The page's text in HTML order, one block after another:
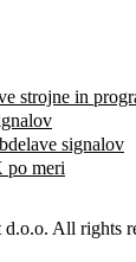
strojne in
signalov
po meri
All rights